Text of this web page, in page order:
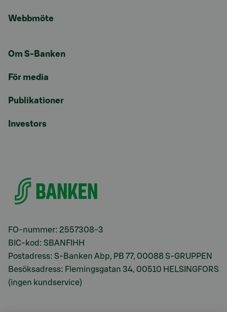
Webbmöte
Om S-Banken
För media
Publikationer
Investors
FO-nummer: 2557308-3
BIC-kod: SBANFIHH
Postadress: S-Banken Abp, PB 77, 00088 S-GRUPPEN
Besöksadress: Flemingsgatan 34, 00510 HELSINGFORS
(ingen kundservice)